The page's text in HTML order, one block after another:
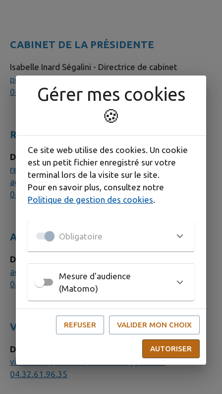
CABINET DE LA PRÉSIDENTE
Isabelle Inard Ségalini - Directrice de cabinet
presidente@terredeprovence-agglo.com
04.32.61.96.39
RESSOURCES ET PERFORMANCE
Direction du Pôle Ressources et performance
ressourcesperformance@terredeprovence-
agglo.com
04 32 61 06 12 `
ATTRACTIVITÉ DU TERRITOIRE
Direction du Pôle attractivité du territoire
accueil.mde@terredeprovence-agglo.com
04.90.20.59.00
VIE SOCIALE ET CITOYENNETÉ
Direction du pôle vie sociale et citoyenneté
viesociale@terredeprovence-agglo.com
04.32.61.96.35
Gérer mes cookies
🍪
Ce site web utilise des cookies. Un cookie
est un petit fichier enregistré sur votre
terminal lors de la visite sur le site.
Pour en savoir plus, consultez notre
Politique de gestion des cookies.
Obligatoire
Mesure d'audience
(Matomo)
REFUSER VALIDER MON CHOIX
AUTORISER